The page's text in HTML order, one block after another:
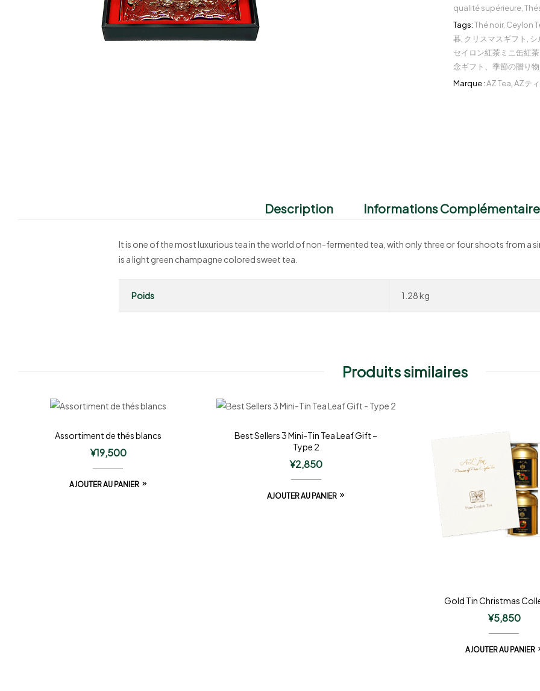
qualité supérieure
Tags:Thé noir, Ceylon
暮 クリスマスギフト シ
セイロン紅茶ミニ缶紅
念ギフト、季節の贈り物
Marque :AZ Tea AZテ
Description Informations
It is one of the most luxurious tea in the world of non-fermented tea, with only three or four shoots from a
is a light green champagne colored sweet tea.
Poids 1.28 kg
Produits similaires
Assortiment de thés blancs
¥19,500
AJOUTER AU PANIER
Best Sellers 3 Mini-Tin Tea Leaf Gift –
Type 2
¥2,850
AJOUTER AU PANIER
Gold Tin Christmas
¥5,850
AJOUTER AU PANIER